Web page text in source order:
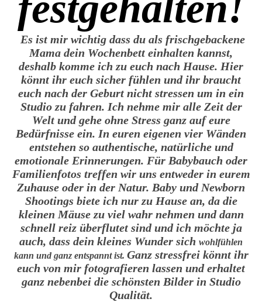
Es ist mir wichtig dass du als frischgebackene
Mama dein Wochenbett einhalten kannst,
deshalb komme ich zu euch nach Hause. Hier
könnt ihr euch sicher fühlen und ihr braucht
euch nach der Geburt nicht stressen um in ein
Studio zu fahren. Ich nehme mir alle Zeit der
Welt und gehe ohne Stress ganz auf eure
Bedürfnisse ein. In euren eigenen vier Wänden
entstehen so authentische, natürliche und
emotionale Erinnerungen. Für Babybauch oder
Familienfotos treffen wir uns entweder in eurem
Zuhause oder in der Natur. Baby und Newborn
Shootings biete ich nur zu Hause an, da die
kleinen Mäuse zu viel wahr nehmen und dann
schnell reiz überflutet sind und ich möchte ja
auch, dass dein kleines Wunder sich wohlfühlen
kann und ganz entspannt ist. Ganz stressfrei könnt ihr
euch von mir fotografieren lassen und erhaltet
ganz nebenbei die schönsten Bilder in Studio
Qualität.